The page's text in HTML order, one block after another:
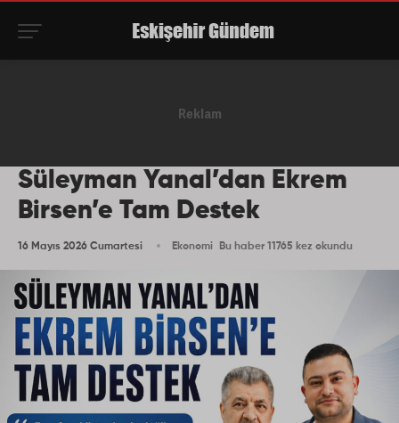
Süleyman Yanal’dan Ekrem
Birsen’e Tam Destek
16 Mayıs 2026 Cumartesi Ekonomi Bu haber 11765 kez okundu